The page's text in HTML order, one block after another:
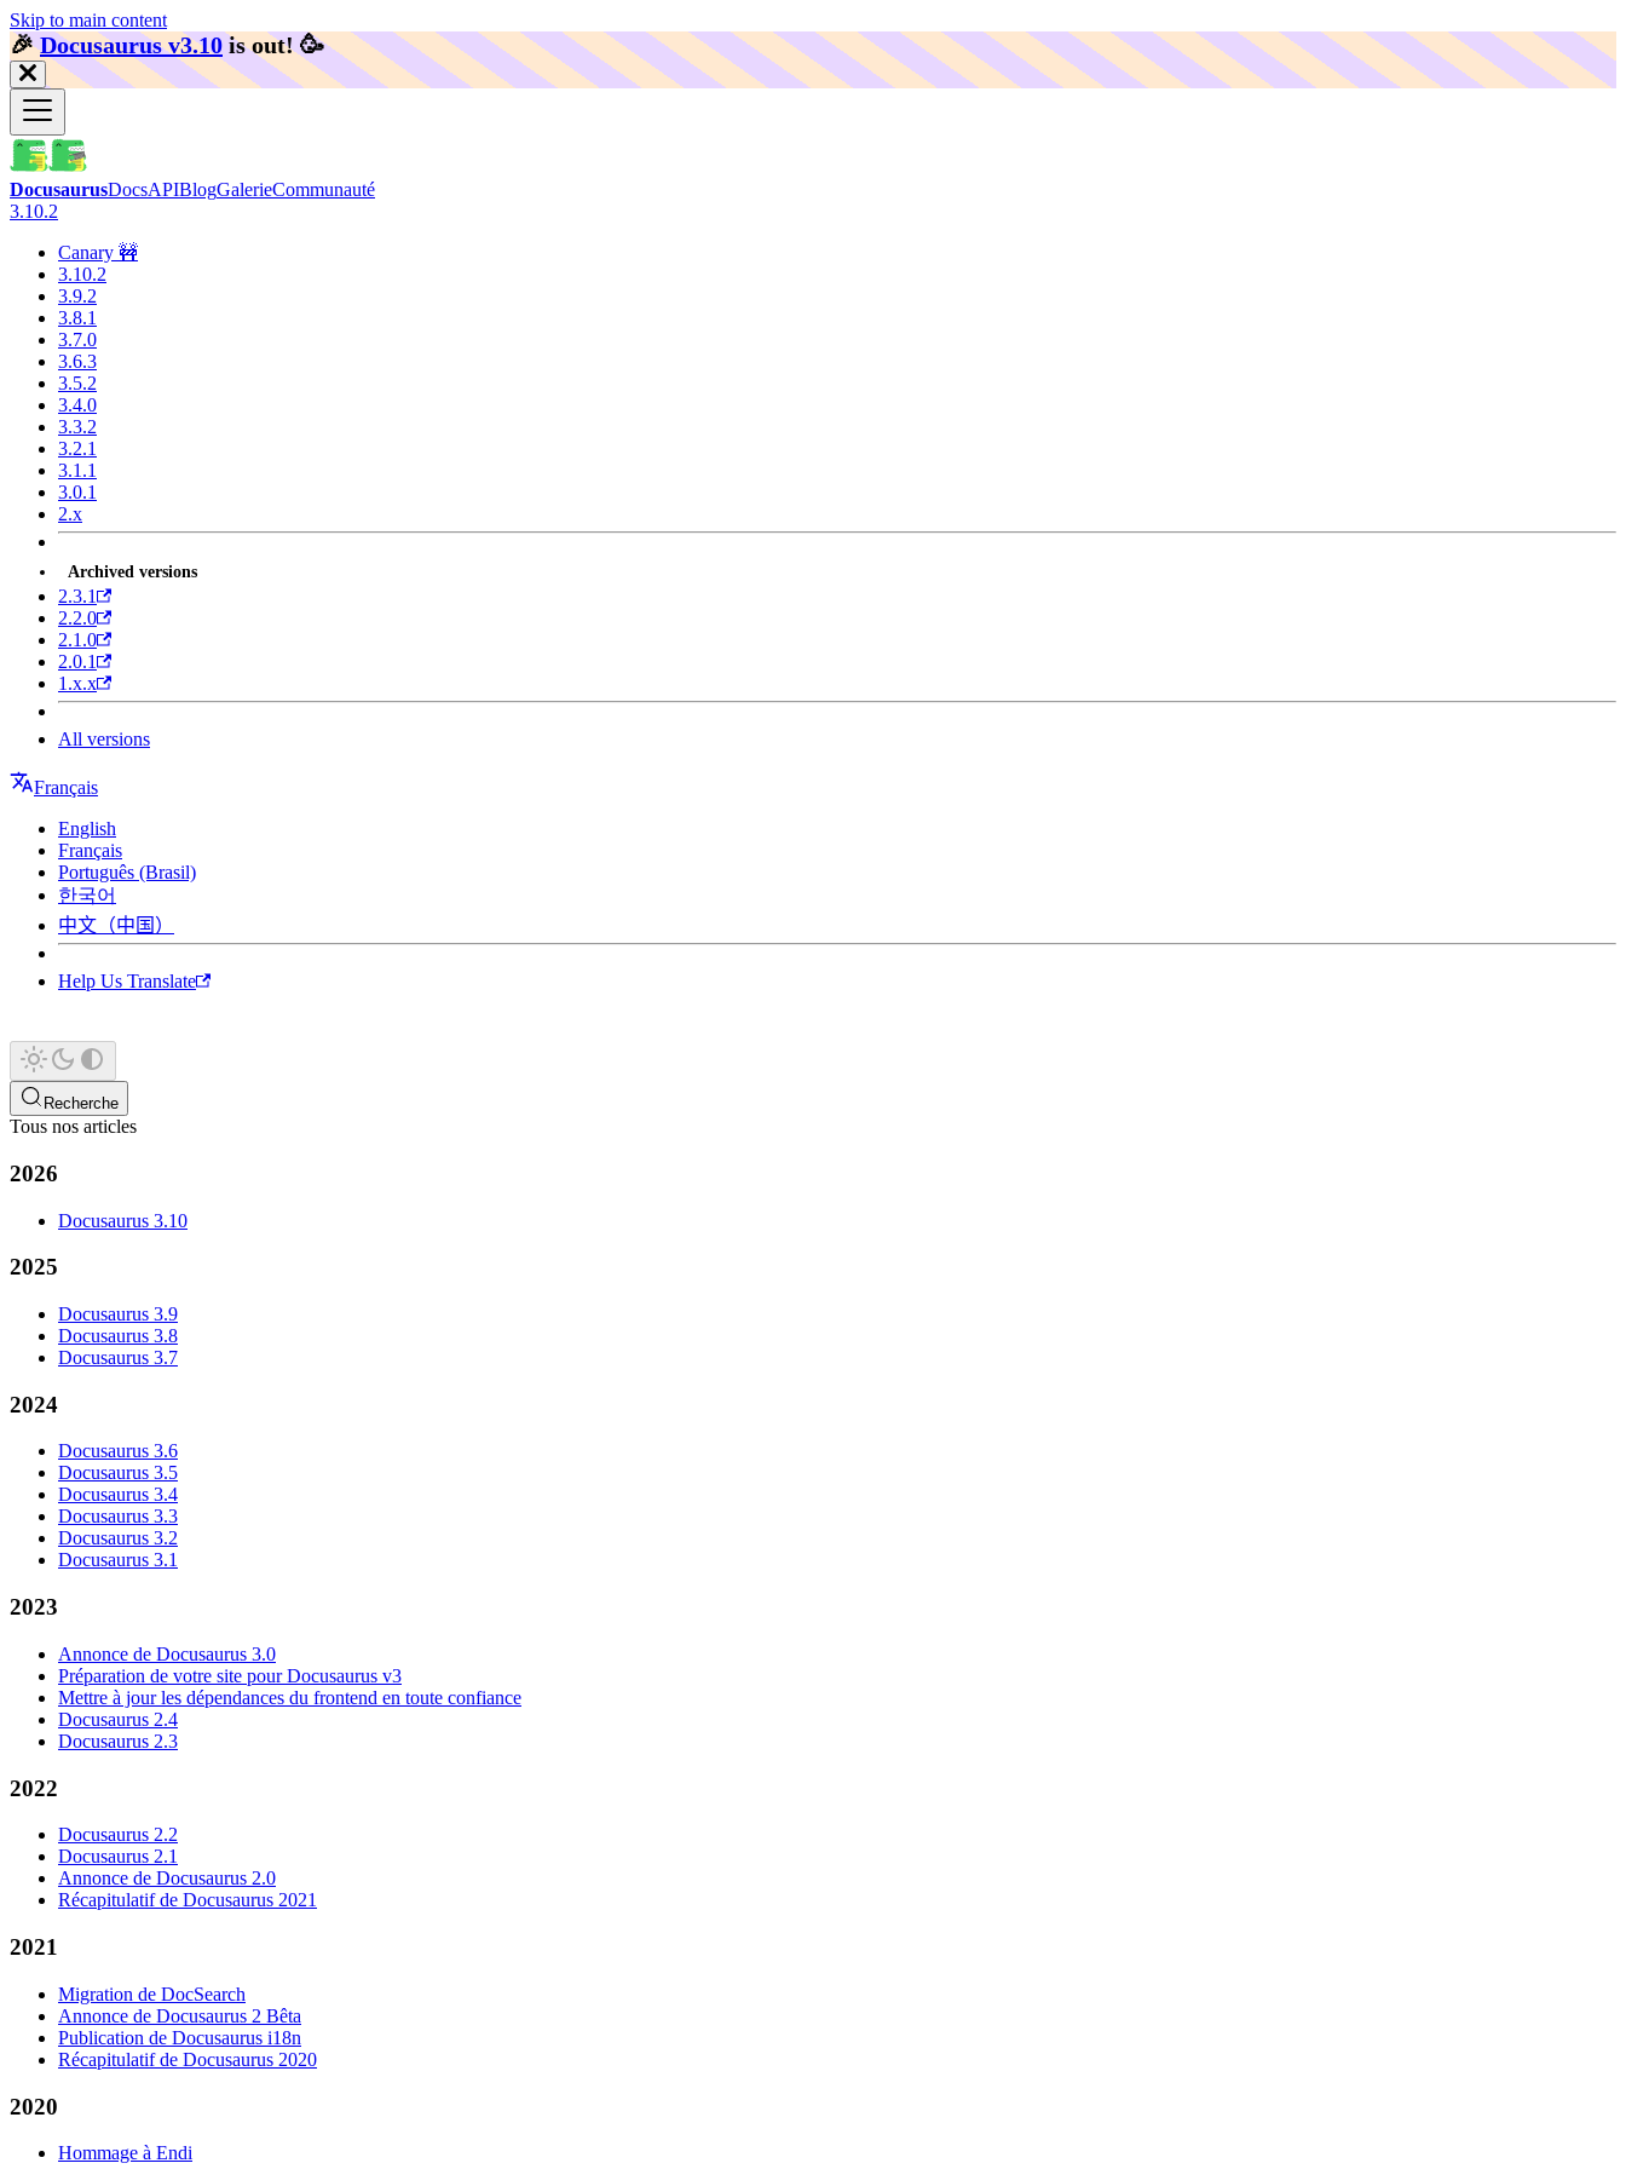
Skip to main content
🎉️Docusaurus v3.10 is out! 🥳️
DocusaurusDocsAPIBlogGalerieCommunauté
3.10.2
Canary 🚧
3.10.2
3.9.2
3.8.1
3.7.0
3.6.3
3.5.2
3.4.0
3.3.2
3.2.1
3.1.1
3.0.1
2.x
Archived versions
2.3.1
2.2.0
2.1.0
2.0.1
1.x.x
All versions
Français
English
Français
Português (Brasil)
한국어
中文（中国）
Help Us Translate
Recherche
Tous nos articles
2026
Docusaurus 3.10
2025
Docusaurus 3.9
Docusaurus 3.8
Docusaurus 3.7
2024
Docusaurus 3.6
Docusaurus 3.5
Docusaurus 3.4
Docusaurus 3.3
Docusaurus 3.2
Docusaurus 3.1
2023
Annonce de Docusaurus 3.0
Préparation de votre site pour Docusaurus v3
Mettre à jour les dépendances du frontend en toute confiance
Docusaurus 2.4
Docusaurus 2.3
2022
Docusaurus 2.2
Docusaurus 2.1
Annonce de Docusaurus 2.0
Récapitulatif de Docusaurus 2021
2021
Migration de DocSearch
Annonce de Docusaurus 2 Bêta
Publication de Docusaurus i18n
Récapitulatif de Docusaurus 2020
2020
Hommage à Endi